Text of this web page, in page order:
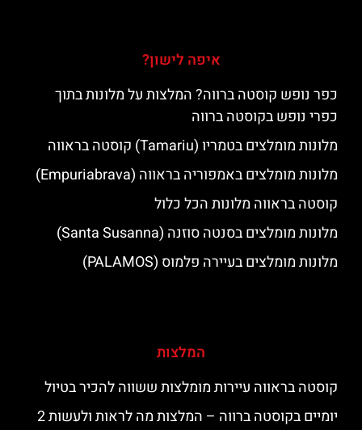
איפה לישון?
כפר נופש קוסטה ברווה? המלצות על מלונות בתוך
כפרי נופש בקוסטה ברווה
מלונות מומלצים בטמריו (Tamariu) קוסטה בראווה
מלונות מומלצים באמפוריה בראווה (Empuriabrava)
קוסטה בראווה מלונות הכל כלול
מלונות מומלצים בסנטה סוזנה (Santa Susanna)
מלונות מומלצים בעיירה פלמוס (PALAMOS)
המלצות
קוסטה בראווה עיירות מומלצות ששווה להכיר בטיול
יומיים בקוסטה ברווה – המלצות מה לראות ולעשות 2